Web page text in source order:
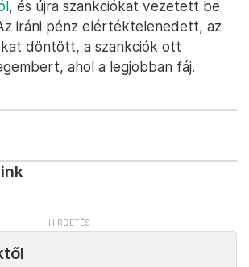
, és újra szankciókat vezetett be
iráni pénz elértéktelenedett, az
döntött, a szankciók ott
ahol a legjobban fáj.